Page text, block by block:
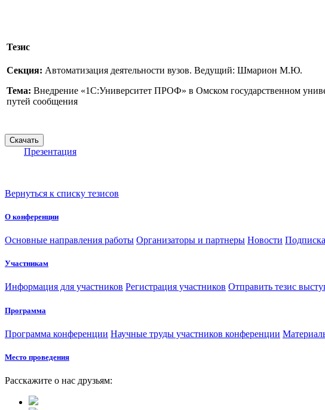
Тезис
Секция: Автоматизация деятельности вузов. Ведущий: Шмарион М.Ю.
Тема: Внедрение «1С:Университет ПРОФ» в Омском государственном
путей сообщения
Презентация
Вернуться к списку тезисов
О конференции
Основные направления работы Организаторы и партнеры Новости
Участникам
Информация для участников Регистрация участников Отправить тезис
Программа
Программа конференции Научные труды участников конференции
Место проведения
Расскажите о нас друзьям: